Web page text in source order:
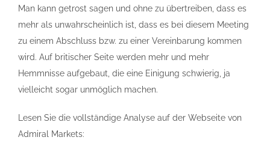
Man kann getrost sagen und ohne zu übertreiben, dass es
mehr als unwahrscheinlich ist, dass es bei diesem Meeting
zu einem Abschluss bzw. zu einer Vereinbarung kommen
wird. Auf britischer Seite werden mehr und mehr
Hemmnisse aufgebaut, die eine Einigung schwierig, ja
vielleicht sogar unmöglich machen.
Lesen Sie die vollständige Analyse auf der Webseite von
Admiral Markets: